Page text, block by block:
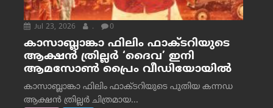
Jul 23, 2026 . 0
കാസാബ്ലാങ്കാ ഫിലിം ഫാക്ടറിയുടെ
ആക്ഷൻ ത്രില്ലർ ‘ദൈവ’ ഇനി
ആമസോൺ പ്രൈം വീഡിയോയിൽ
കാസാബ്ലാങ്കാ ഫിലിം ഫാക്ടറിയുടെ പുതിയ കന്നഡ
ആക്ഷൻ ത്രില്ലർ ചിത്രമായ...